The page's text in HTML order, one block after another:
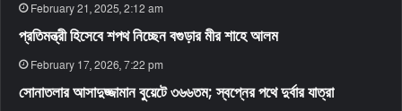
February 21, 2025, 2:12 am
প্রতিমন্ত্রী হিসেবে শপথ নিচ্ছেন বগুড়ার মীর শাহে আলম
February 17, 2026, 7:22 pm
সোনাতলার আসাদুজ্জামান বুয়েটে ৩৬৬তম; স্বপ্নের পথে দুর্বার যাত্রা